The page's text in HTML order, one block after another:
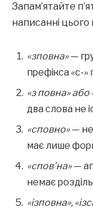
Запам’ятайте
написанні цього
«зповна»—
префікса «с-»
«з повна» або
два слова не
«сповно»—
має лише
«спов’на»—
немає
«ізповна»,